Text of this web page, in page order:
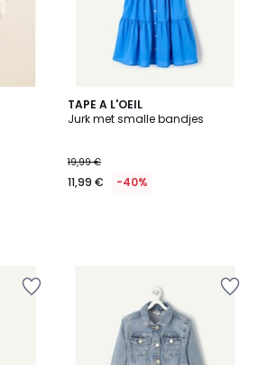
TAPE A L'OEIL
Jurk met smalle bandjes
19,99 €
11,99 € -40%